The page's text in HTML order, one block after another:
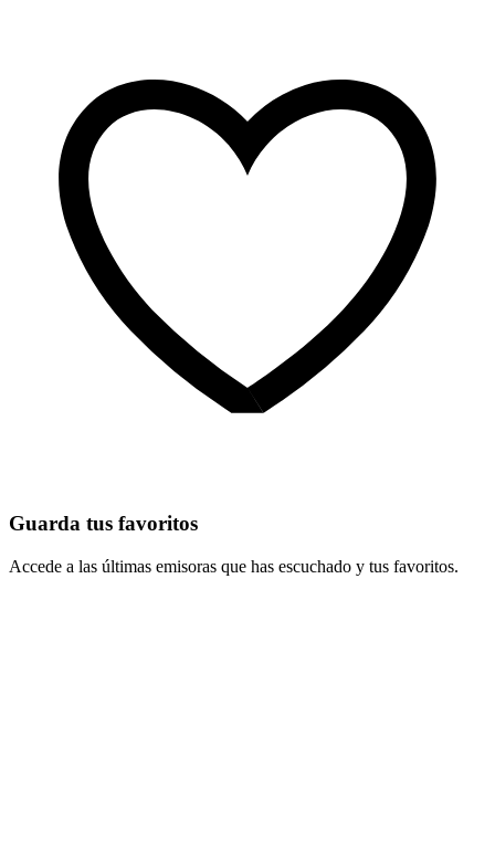
Guarda tus favoritos
Accede a las últimas emisoras que has escuchado y tus favoritos.